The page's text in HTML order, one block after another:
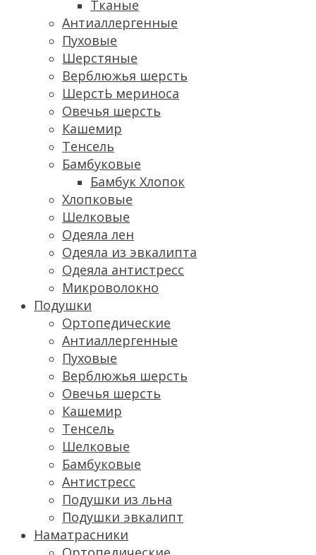
Тканые
Антиаллергенные
Пуховые
Шерстяные
Верблюжья шерсть
ШерстЬ мериноса
Овечья шерсть
Кашемир
Тенсель
Бамбуковые
Бамбук Хлопок
Хлопковые
Шелковые
Одеяла лен
Одеяла из эвкалипта
Одеяла антистресс
Микроволокно
Подушки
Ортопедические
Антиаллергенные
Пуховые
Верблюжья шерсть
Овечья шерсть
Кашемир
Тенсель
Шелковые
Бамбуковые
Антистресс
Подушки из льна
Подушки эвкалипт
Наматрасники